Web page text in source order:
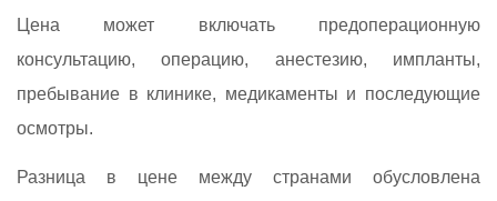
Цена может включать предоперационную
консультацию, операцию, анестезию, импланты,
пребывание в клинике, медикаменты и последующие
осмотры.
Разница в цене между странами обусловлена